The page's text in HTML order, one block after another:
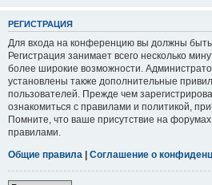
РЕГИСТРАЦИЯ
Для входа на конференцию вы должны быть
Регистрация занимает всего несколько
более широкие возможности.
установлены также дополнительные
пользователей. Прежде чем
ознакомиться с правилами и политикой,
Помните, что ваше присутствие на форумах
правилами.
Общие правила | Соглашение о